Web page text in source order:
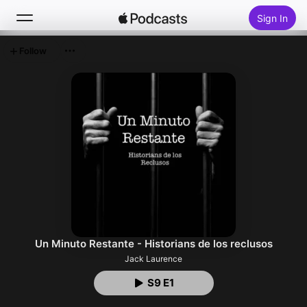
Sign In
Top Charts
Un Minuto Restante - Historians de los reclusos
Jack Laurence
S9 E1